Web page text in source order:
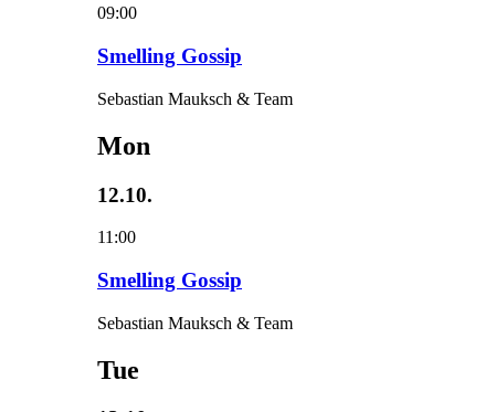
09:00
Smelling Gossip
Sebastian Mauksch & Team
Mon
12.10.
11:00
Smelling Gossip
Sebastian Mauksch & Team
Tue